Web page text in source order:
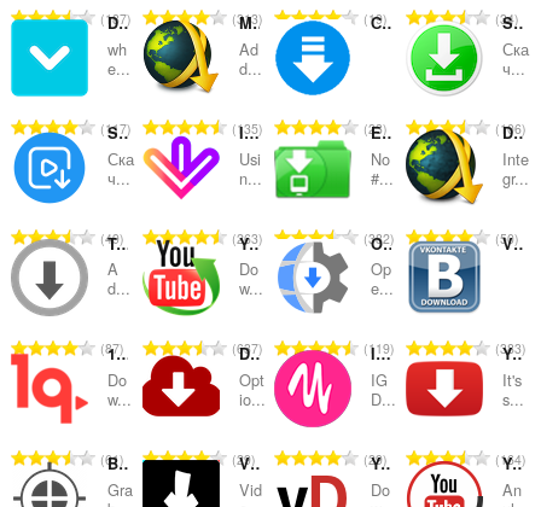
총
등
급
187
총
등
급
313
총19
총
등
급
34
Download with Free Download Manager (FDM)
wh
e...
총
등
급
117
MyJDownloader Browser Extension
Ad
d...
총
등
급
135
Скачать музыку vk, mail, ololo, pesni.fm
총
등
급
23
Save4k
Ска
ч...
총
등
급
106
SAVEE - скачать видео
Ска
ч...
총
등
급
49
Image Downloader
Usi
n...
총
등
급
263
Easy Youtube Video Downloader For Opera
No
#...
총
등
급
382
Download with JDownloader
Inte
gr...
총50
Turbo Download Manager
A
d...
총
등
급
87
YouTube Downloader
Do
w...
총
등
급
637
Open With IDM™ (internet download manager)
Op
e...
총
등
급
119
Vkontakte Download
총
등
급
383
1qvid - Free Video Downloader
Do
w...
총
등
61
Download with FlashGet
Opt
io...
총
등
29
IG Downloader - Instagram Downloader
IG
D...
총
등
29
YouTube MP3 Downloader
It's
s...
총
등
164
Bulk Media Downloader
Gra
Video downloader for TikTok | TikTokDer
Vid
YouTube Video and Audio Downloader
Do
YouTube™ Downloader Lite
An